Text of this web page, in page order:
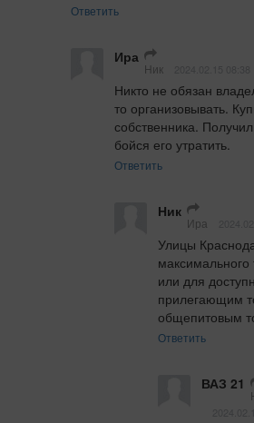
Ответить
Ира
Ник
Никто не обязан
то организовывать.
собственника.
бойся его утратить.
Ответить
Ник
Ира
Улицы
максимального
или для
прилегающим
общепитовым
Ответить
ВАЗ 21